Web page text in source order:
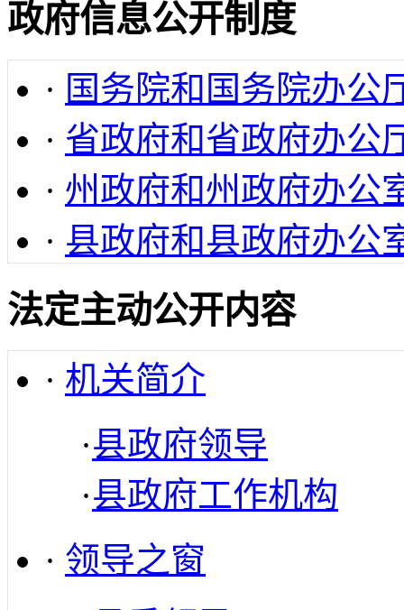
政府信息公开制度
· 国务院和国务院办公
· 省政府和省政府办公
· 州政府和州政府办公
· 县政府和县政府办公
法定主动公开内容
· 机关简介
·县政府领导
·县政府工作机构
· 领导之窗